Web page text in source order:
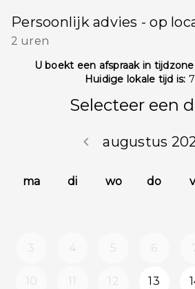
Persoonlijk advies - op
2 uren
U boekt een afspraak in
Huidige lokale tijd is:
Selecteer een
augustus
keyboard_arrow_left
ma di wo do
3 4 5 6
10 11 12 13